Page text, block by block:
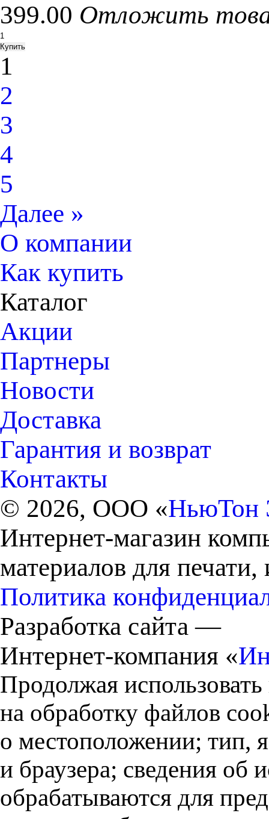
399.00 Отложить
1
2
3
4
5
Далее »
О компании
Как купить
Каталог
Акции
Партнеры
Новости
Доставка
Гарантия и возврат
Контакты
© 2026, ООО «НьюТон
Интернет-магазин
материалов для
Политика
Разработка сайта —
Интернет-компания «
Продолжая
на обработку файлов
о местоположении; тип,
и браузера; сведения об
обрабатываются для